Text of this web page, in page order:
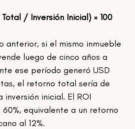
/ Inversión Inicial) × 100
anterior, si el mismo inmueble
luego de cinco años a
ese período generó USD
el retorno total sería de
inversión inicial. El ROI
equivalente a un retorno
al 12%.